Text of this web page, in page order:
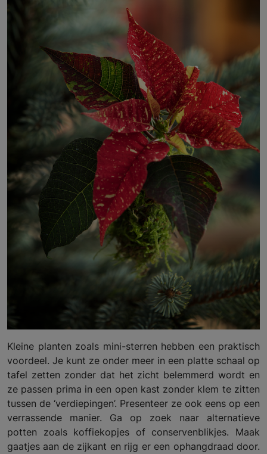
Kleine planten zoals mini-sterren hebben een praktisch
voordeel. Je kunt ze onder meer in een platte schaal op
tafel zetten zonder dat het zicht belemmerd wordt en
ze passen prima in een open kast zonder klem te zitten
tussen de ‘verdiepingen’. Presenteer ze ook eens op een
verrassende manier. Ga op zoek naar alternatieve
potten zoals koffiekopjes of conservenblikjes. Maak
gaatjes aan de zijkant en rijg er een ophangdraad door.